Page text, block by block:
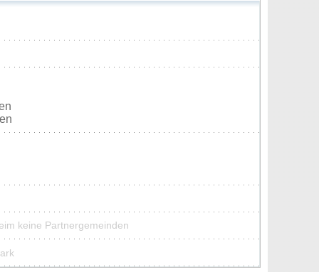
keine Partnergemeinden